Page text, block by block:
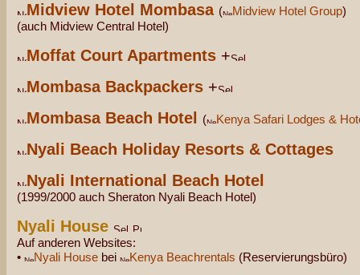
Midview Hotel Mombasa ( Midview Hotel Group)
(auch Midview Central Hotel)
Moffat Court Apartments +
Mombasa Backpackers +
Mombasa Beach Hotel
( Kenya Safari Lodges &
Nyali Beach Holiday Resorts & Cottages
Nyali International Beach Hotel
(1999/2000 auch Sheraton Nyali Beach Hotel)
Nyali House
Auf anderen Websites:
•
Nyali House bei Kenya Beachrentals (Reservierungsbüro)